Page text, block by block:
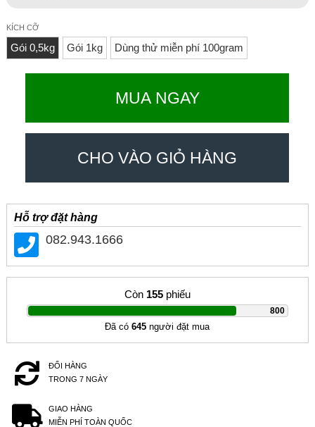
KÍCH CỠ
Gói 0,5kg Gói 1kg Dùng thử miễn phí 100gram
MUA NGAY
CHO VÀO GIỎ HÀNG
Hỗ trợ đặt hàng
082.943.1666
Còn 155phiếu
800
|
Đã có645 người đặt mua
ĐỔI HÀNG
TRONG 7 NGÀY
GIAO HÀNG
MIỄN PHÍ TOÀN QUỐC